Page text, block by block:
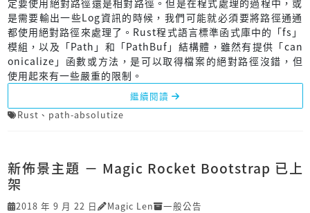
定要使用絕對路徑還是相對路徑。但是在程式處理的過程中，或
是需要輸出一些Log資訊的時候，我們可能就必須要將路徑通通
都使用絕對路徑來處理了。Rust程式語言標準函式庫中的「fs」
模組，以及「Path」和「PathBuf」結構體，雖然有提供「can
onicalize」函數或方法，是可以取得檔案的絕對路徑沒錯，但
使用起來有一些嚴重的限制。
繼續閱讀
Rust 、 path-absolutize
新佈景主題 － Magic Rocket Bootstrap 已上
架
2018 年 9 月 22 日 Magic Len 一般公告